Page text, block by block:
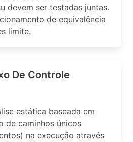
devem ser testadas juntas.
de equivalência
limite.
De Controle
estática baseada em
de caminhos únicos
na execução através